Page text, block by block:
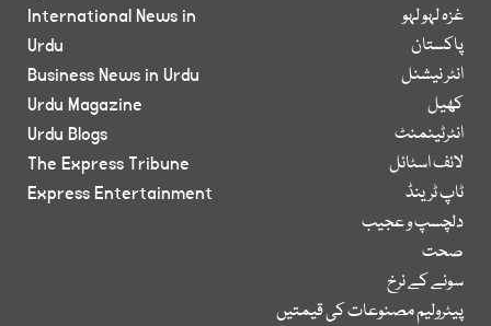
غزہ لہو لہو
پاکستان
انٹر نیشنل
کھیل
انٹرٹینمنٹ
لائف اسٹائل
ٹاپ ٹرینڈ
دلچسپ و عجیب
صحت
سونے کے نرخ
پیٹرولیم مصنوعات کی قیمتیں
International News in
Urdu
Business News in Urdu
Urdu Magazine
Urdu Blogs
The Express Tribune
Express Entertainment